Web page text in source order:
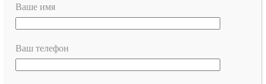
новом
окне
новом
окне
Ваше имя
Ваш телефон